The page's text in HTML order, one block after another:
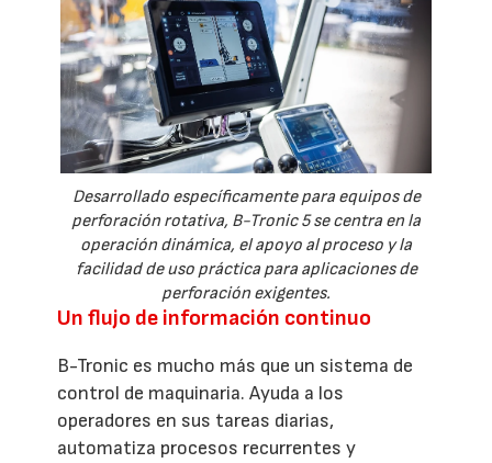
Desarrollado específicamente para equipos de
perforación rotativa, B-Tronic 5 se centra en la
operación dinámica, el apoyo al proceso y la
facilidad de uso práctica para aplicaciones de
perforación exigentes.
Un flujo de información continuo
B-Tronic es mucho más que un sistema de
control de maquinaria. Ayuda a los
operadores en sus tareas diarias,
automatiza procesos recurrentes y